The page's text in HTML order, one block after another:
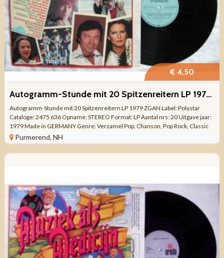
€ 4,50
Autogramm-Stunde mit 20 Spitzenreitern LP 1979 ZGAN
Autogramm-Stunde mit 20 Spitzenreitern LP 1979 ZGAN Label: Polystar
Cataloge: 2475 636 Opname: STEREO Format: LP Aantal nrs: 20 Uitgave jaar:
1979 Made in GERMANY Genre: Verzamel Pop, Chanson, Pop Rock, Classic
Rock, Schlager ...
Purmerend, NH